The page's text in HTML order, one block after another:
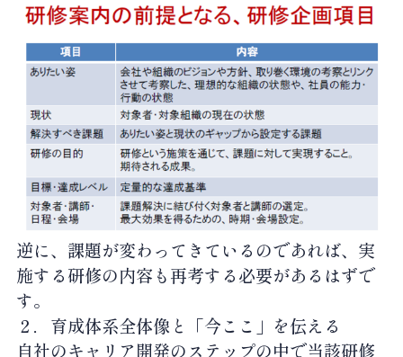
逆に、課題が変わってきているのであれば、実
施する研修の内容も再考する必要があるはずで
す。
２．育成体系全体像と「今ここ」を伝える
自社のキャリア開発のステップの中で当該研修